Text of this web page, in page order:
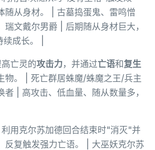
随从身材。 | 古墓捣蛋鬼、雷鸣憎
瑞文戴尔男爵 | 后期随从身材巨大，
成长。 |
亡灵的攻击力 ，并通过亡语和 复生
物。 | 死亡群居蛛魔/蛛魔之王/兵主
者 | 高攻击、低血量、随从数量多，
利用克尔苏加德回合结束时"消灭"并
反复触发强力亡语。 | 大巫妖克尔苏